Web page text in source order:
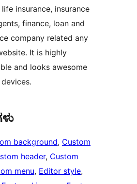
life insurance, insurance
finance, loan and
company related any
It is highly
and looks awesome
background, Custom
header, Custom
menu, Editor style